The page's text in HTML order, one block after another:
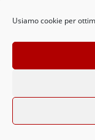
Usiamo cookie per
Copyright © 2026